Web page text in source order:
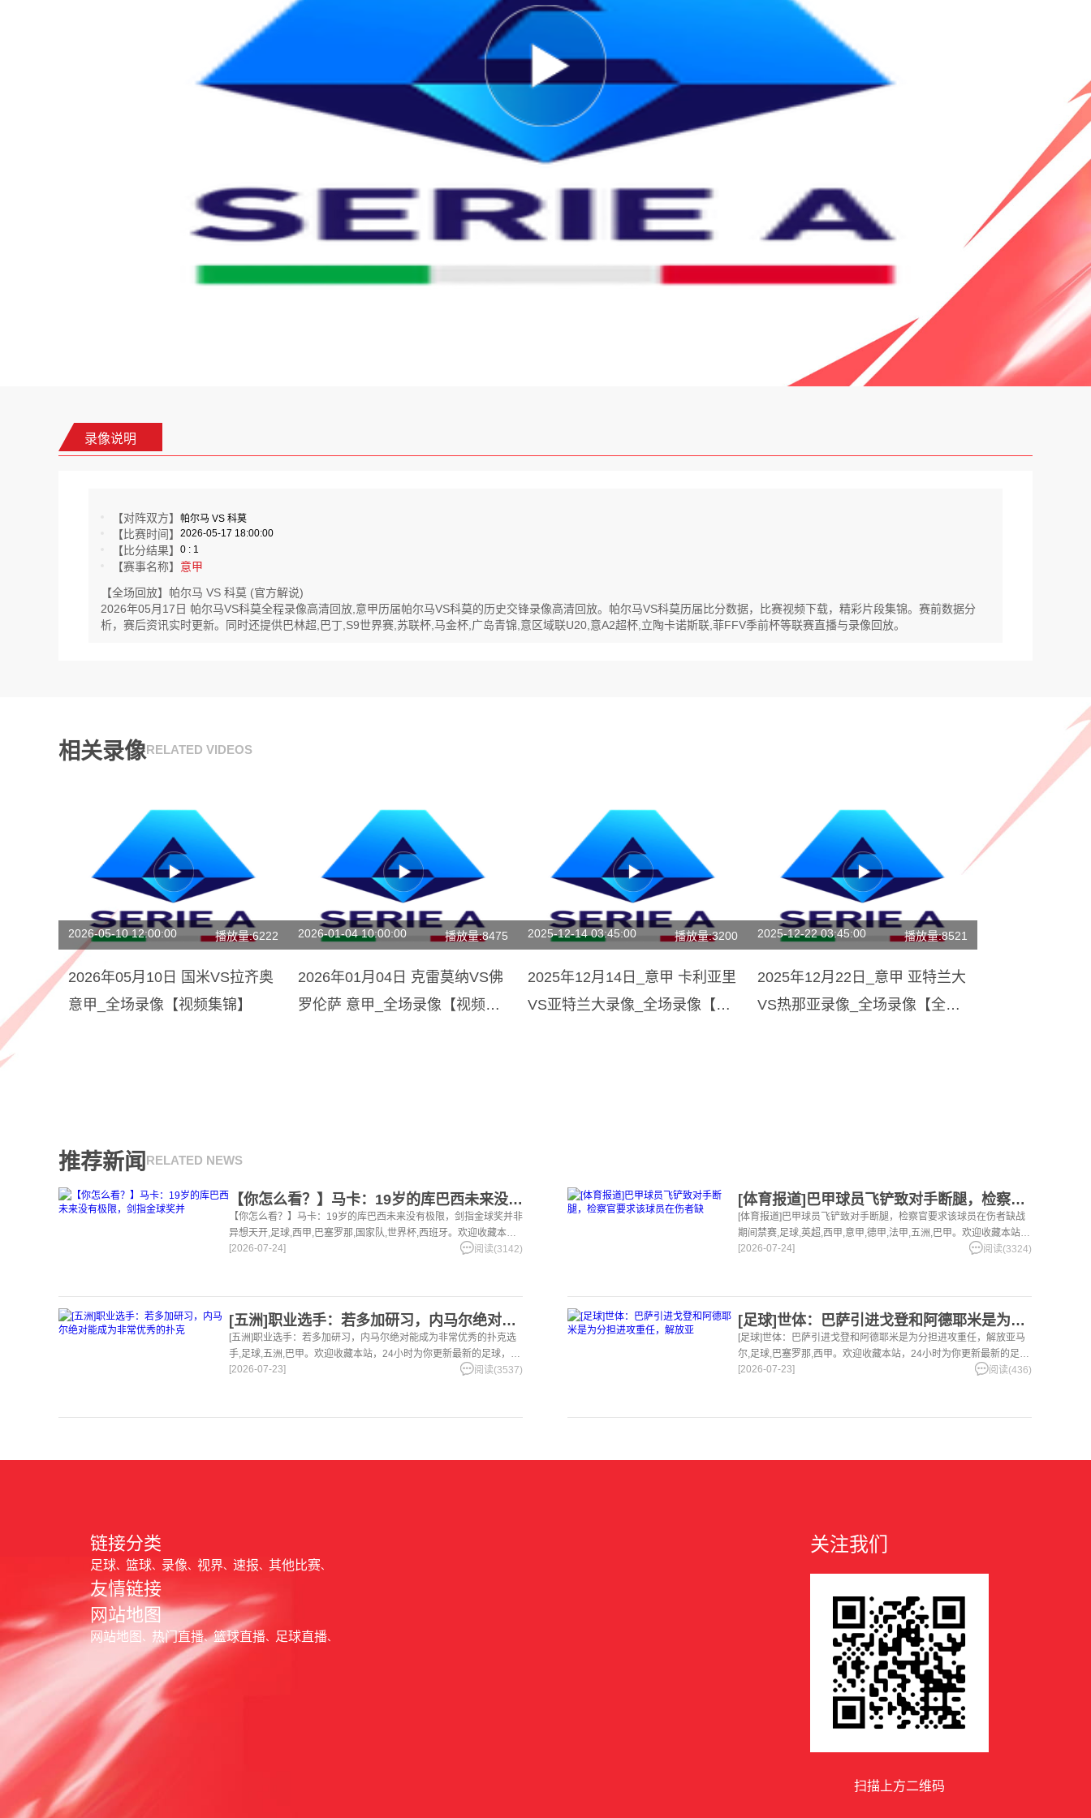
录像说明
【对阵双方】 帕尔马 VS 科莫
【比赛时间】 2026-05-17 18:00:00
【比分结果】 0 : 1
【赛事名称】 意甲
【全场回放】帕尔马 VS 科莫 (官方解说)
2026年05月17日 帕尔马VS科莫全程录像高清回放,意甲历届帕尔马VS科莫的历史交锋录像高清回放。帕尔马VS科莫历届比分数据，比赛视频下载，精彩片段集锦。赛前数据分
析，赛后资讯实时更新。同时还提供巴林超,巴丁,S9世界赛,苏联杯,马金杯,广岛青锦,意区域联U20,意A2超杯,立陶卡诺斯联,菲FFV季前杯等联赛直播与录像回放。
相关录像RELATED VIDEOS
2026-05-10 12:00:00 播放量:6222
2026年05月10日 国米VS拉齐奥
意甲_全场录像【视频集锦】
2026-01-04 10:00:00 播放量:8475
2026年01月04日 克雷莫纳VS佛
罗伦萨 意甲_全场录像【视频集
2025-12-14 03:45:00 播放量:3200
2025年12月14日_意甲 卡利亚里
VS亚特兰大录像_全场录像【视
2025-12-22 03:45:00 播放量:8521
2025年12月22日_意甲 亚特兰大
VS热那亚录像_全场录像【全场
推荐新闻 RELATED NEWS
【你怎么看？】马卡：19岁的库巴西未来没有极限，剑指金球奖并
【你怎么看？】马卡：19岁的库巴西未来没有极限，剑指金球奖并非
异想天开,足球,西甲,巴塞罗那,国家队,世界杯,西班牙。欢迎收藏本
站，24小时为你更新最新的足球，篮球体育资讯。
[2026-07-24] 阅读(3142)
[体育报道]巴甲球员飞铲致对手断腿，检察官要求该球员在伤者缺
[体育报道]巴甲球员飞铲致对手断腿，检察官要求该球员在伤者缺战
期间禁赛,足球,英超,西甲,意甲,德甲,法甲,五洲,巴甲。欢迎收藏本站，
24小时为你更新最新的足球，篮球体育资讯。
[2026-07-24] 阅读(3324)
[五洲]职业选手：若多加研习，内马尔绝对能成为非常优秀的扑克
[五洲]职业选手：若多加研习，内马尔绝对能成为非常优秀的扑克选
手,足球,五洲,巴甲。欢迎收藏本站，24小时为你更新最新的足球，篮
球体育资讯。
[2026-07-23] 阅读(3537)
[足球]世体：巴萨引进戈登和阿德耶米是为分担进攻重任，解放亚
[足球]世体：巴萨引进戈登和阿德耶米是为分担进攻重任，解放亚马
尔,足球,巴塞罗那,西甲。欢迎收藏本站，24小时为你更新最新的足
球，篮球体育资讯。
[2026-07-23] 阅读(436)
链接分类
足球 篮球 录像 视界 速报 其他比赛
友情链接
网站地图
网站地图 热门直播 篮球直播 足球直播
关注我们
扫描上方二维码